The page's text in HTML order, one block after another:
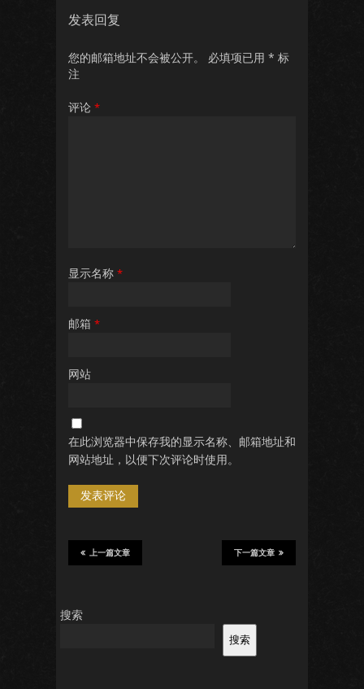
发表回复
您的邮箱地址不会被公开。 必填项已用 * 标
注
评论 *
显示名称 *
邮箱 *
网站
在此浏览器中保存我的显示名称、邮箱地址和
网站地址，以便下次评论时使用。
下一篇文章
上一篇文章
搜索
搜索